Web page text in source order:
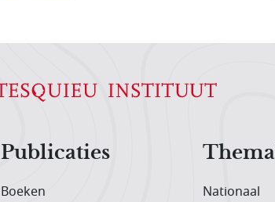
Publicaties
Boeken
Nationaal